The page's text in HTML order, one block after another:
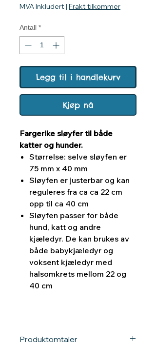
MVA Inkludert | Frakt tilkommer
Antall *
Legg til i handlekurv
Kjøp nå
Fargerike sløyfer til både
katter og hunder.
Størrelse: selve sløyfen er
75 mm x 40 mm
Sløyfen er justerbar og kan
reguleres fra ca ca 22 cm
opp til ca 40 cm
Sløyfen passer for både
hund, katt og andre
kjæledyr. De kan brukes av
både babykjæledyr og
voksent kjæledyr med
halsomkrets mellom 22 og
40 cm
Produktomtaler